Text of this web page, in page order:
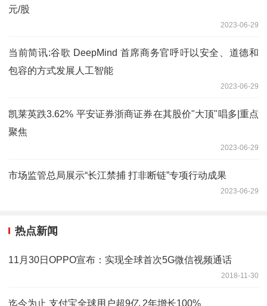
元/股
2023-06-29
当前简讯:谷歌 DeepMind 首席商务官呼吁以安全、道德和
包容的方式发展人工智能
2023-06-29
凯莱英跌3.62% 平安证券浙商证券在其股价"大顶"唱多|重点
聚焦
2023-06-29
市场监管总局展示“长江禁捕 打非断链”专项行动成果
2023-06-29
热点新闻
11月30日OPPO宣布：实现全球首次5G微信视频通话
2018-11-30
迄今为止 支付宝全球用户超9亿 2年增长100%